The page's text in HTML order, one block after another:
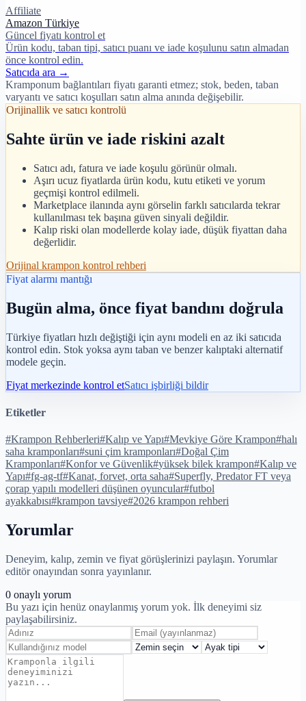
Affiliate
Amazon Türkiye
Güncel fiyatı kontrol et
Ürün kodu, taban tipi, satıcı puanı ve iade koşulunu satın almadan
önce kontrol edin.
Satıcıda ara →
Kramponum bağlantıları fiyatı garanti etmez; stok, beden, taban
varyantı ve satıcı koşulları satın alma anında değişebilir.
Orijinallik ve satıcı kontrolü
Sahte ürün ve iade riskini azalt
Satıcı adı, fatura ve iade koşulu görünür olmalı.
Aşırı ucuz fiyatlarda ürün kodu, kutu etiketi ve yorum
geçmişi kontrol edilmeli.
Marketplace ilanında aynı görselin farklı satıcılarda tekrar
kullanılması tek başına güven sinyali değildir.
Kalıp riski olan modellerde kolay iade, düşük fiyattan daha
değerlidir.
Orijinal krampon kontrol rehberi
Fiyat alarmı mantığı
Bugün alma, önce fiyat bandını doğrula
Türkiye fiyatları hızlı değiştiği için aynı modeli en az iki satıcıda
kontrol edin. Stok yoksa aynı taban ve benzer kalıptaki alternatif
modele geçin.
Fiyat merkezinde kontrol etSatıcı işbirliği bildir
Etiketler
#Krampon Rehberleri#Kalıp ve Yapı#Mevkiye Göre Krampon#halı
saha kramponları#suni çim kramponları#Doğal Çim
Kramponları#Konfor ve Güvenlik#yüksek bilek krampon#Kalıp ve
Yapı#fg-ag-tf#Kanat, forvet, orta saha#Superfly, Predator FT veya
çorap yapılı modelleri düşünen oyuncular#futbol
ayakkabısı#krampon tavsiye#2026 krampon rehberi
Yorumlar
Deneyim, kalıp, zemin ve fiyat görüşlerinizi paylaşın. Yorumlar
editör onayından sonra yayınlanır.
0 onaylı yorum
Bu yazı için henüz onaylanmış yorum yok. İlk deneyimi siz
paylaşabilirsiniz.